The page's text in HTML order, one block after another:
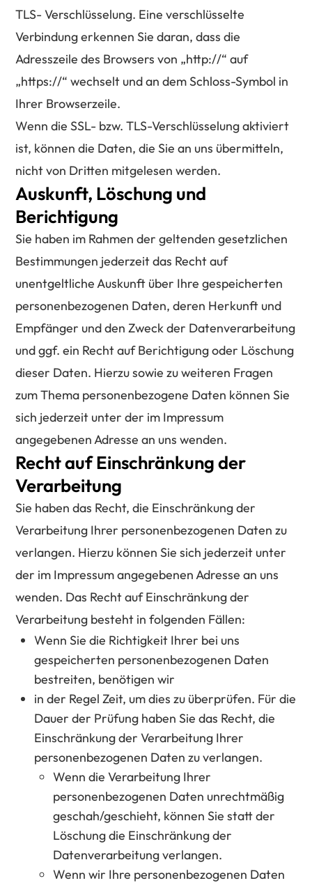
TLS- Verschlüsselung. Eine verschlüsselte
Verbindung erkennen Sie daran, dass die
Adresszeile des Browsers von „http://“ auf
„https://“ wechselt und an dem Schloss-Symbol in
Ihrer Browserzeile.
Wenn die SSL- bzw. TLS-Verschlüsselung aktiviert
ist, können die Daten, die Sie an uns übermitteln,
nicht von Dritten mitgelesen werden.
Auskunft, Löschung und
Berichtigung
Sie haben im Rahmen der geltenden gesetzlichen
Bestimmungen jederzeit das Recht auf
unentgeltliche Auskunft über Ihre gespeicherten
personenbezogenen Daten, deren Herkunft und
Empfänger und den Zweck der Datenverarbeitung
und ggf. ein Recht auf Berichtigung oder Löschung
dieser Daten. Hierzu sowie zu weiteren Fragen
zum Thema personenbezogene Daten können Sie
sich jederzeit unter der im Impressum
angegebenen Adresse an uns wenden.
Recht auf Einschränkung der
Verarbeitung
Sie haben das Recht, die Einschränkung der
Verarbeitung Ihrer personenbezogenen Daten zu
verlangen. Hierzu können Sie sich jederzeit unter
der im Impressum angegebenen Adresse an uns
wenden. Das Recht auf Einschränkung der
Verarbeitung besteht in folgenden Fällen:
Wenn Sie die Richtigkeit Ihrer bei uns
gespeicherten personenbezogenen Daten
bestreiten, benötigen wir
in der Regel Zeit, um dies zu überprüfen. Für die
Dauer der Prüfung haben Sie das Recht, die
Einschränkung der Verarbeitung Ihrer
personenbezogenen Daten zu verlangen.
Wenn die Verarbeitung Ihrer
personenbezogenen Daten unrechtmäßig
geschah/geschieht, können Sie statt der
Löschung die Einschränkung der
Datenverarbeitung verlangen.
Wenn wir Ihre personenbezogenen Daten